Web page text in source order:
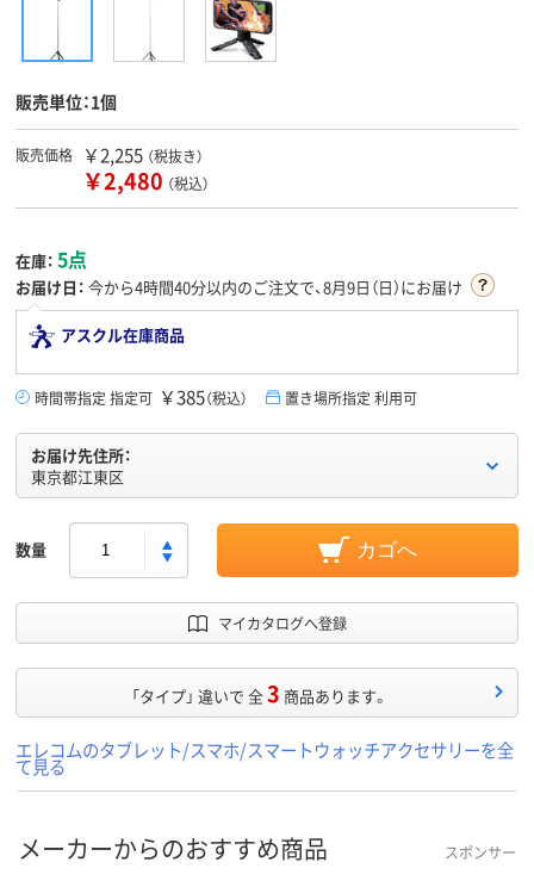
販売単位：1個
販売価格 ￥2,255 （税抜き）
￥2,480 （税込）
在庫： 5点
お届け日： 今から4時間40分以内のご注文で、8月9日（日）にお届け
アスクル在庫商品
時間帯指定 指定可 ￥385（税込） 置き場所指定 利用可
お届け先住所：
東京都江東区
数量 カゴへ
マイカタログへ登録
「タイプ」 違いで 全3 商品あります。
エレコムのタブレット/スマホ/スマートウォッチアクセサリーを全
て見る
メーカーからのおすすめ商品 スポンサー